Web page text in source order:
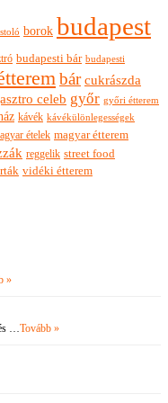
borok budapest
budapesti bár budapesti
bár cukrászda
celeb győr győri étterem
kávék kávékülönlegességek
ételek magyar étterem
reggelik street food
vidéki étterem
»
…Tovább »